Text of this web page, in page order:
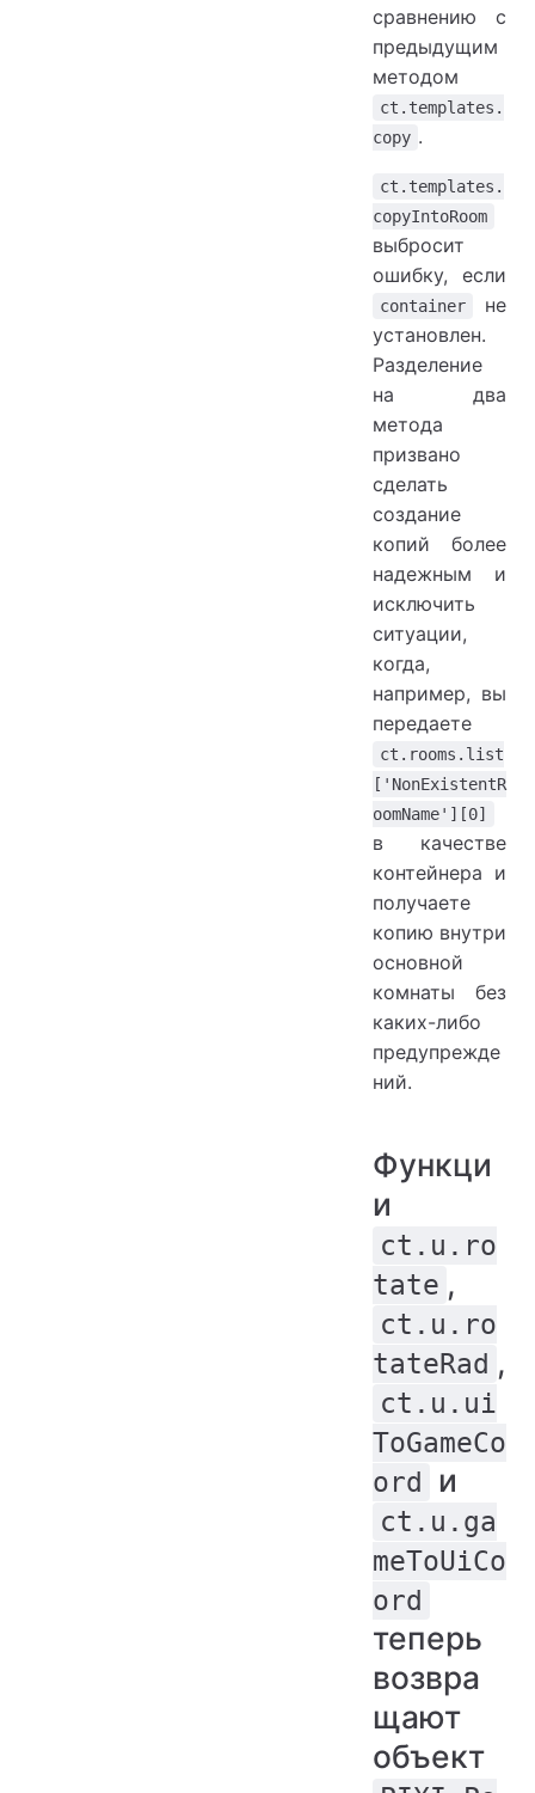
сравнению с
предыдущим
методом
ct.templates.
copy .
ct.templates.
copyIntoRoom
выбросит
ошибку, если
container
не
установлен.
Разделение
на два
метода
призвано
сделать
создание
копий более
надежным и
исключить
ситуации,
когда,
например, вы
передаете
ct.rooms.list
['NonExistentR
oomName'][0]
в качестве
контейнера и
получаете
копию внутри
основной
комнаты без
каких-либо
предупрежде
ний.
Функци
и
ct.u.ro
tate ,
ct.u.ro
tateRad ,
ct.u.ui
ToGameCo
ord
и
ct.u.ga
meToUiCo
ord
теперь
возвра
щают
объект